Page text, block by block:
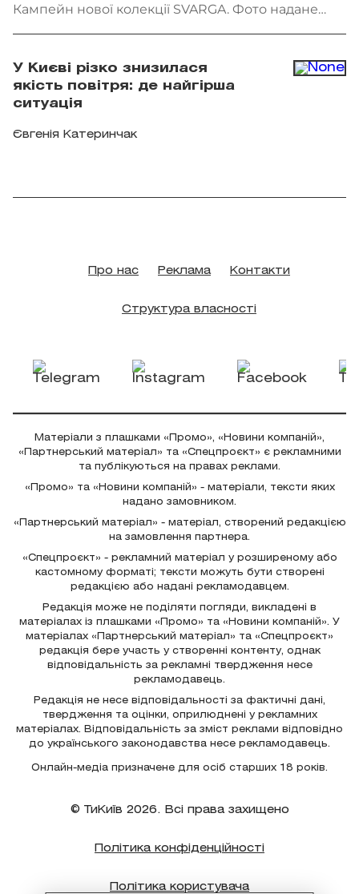
Кампейн нової колекції SVARGA. Фото надане
У Києві різко знизилася
якість повітря: де найгірша
ситуація
Євгенія Катеринчак
Про нас Реклама Контакти
Структура власності
Матеріали з плашками «Промо», «Новини компаній»,
«Партнерський матеріал» та «Спецпроєкт» є рекламними
та публікуються на правах реклами.
«Промо» та «Новини компаній» - матеріали, тексти яких
надано замовником.
«Партнерський матеріал» - матеріал, створений редакцією
на замовлення партнера.
«Спецпроєкт» - рекламний матеріал у розширеному або
кастомному форматі; тексти можуть бути створені
редакцією або надані рекламодавцем.
Редакція може не поділяти погляди, викладені в
матеріалах із плашками «Промо» та «Новини компаній». У
матеріалах «Партнерський матеріал» та «Спецпроєкт»
редакція бере участь у створенні контенту, однак
відповідальність за рекламні твердження несе
рекламодавець.
Редакція не несе відповідальності за фактичні дані,
твердження та оцінки, оприлюднені у рекламних
матеріалах. Відповідальність за зміст реклами відповідно
до українського законодавства несе рекламодавець.
Онлайн-медіа призначене для осіб старших 18 років.
© ТиКиїв 2026. Всі права захищено
Політика конфіденційності
Політика користувача